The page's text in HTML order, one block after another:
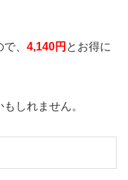
、 4,140円 とお得に
しれません。